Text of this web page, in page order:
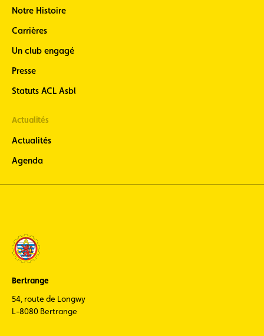
l’actualité
moto)
ACL Sport
de l’actualité du
luxembourgeois)
Notre Histoire
Carrières
Un club engagé
Presse
Statuts ACL Asbl
Actualités
Actualités
Agenda
Bertrange
54, route de Longwy
L-8080 Bertrange